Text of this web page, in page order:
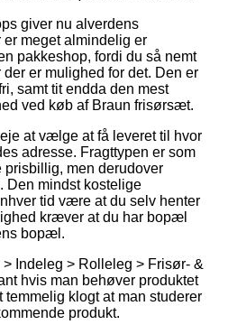
giver nu alverdens
er meget almindelig er
pakkeshop, fordi du så nemt
er mulighed for det. Den er
samt tit endda den mest
ved køb af Braun frisørsæt.
at vælge at få leveret til hvor
adresse. Fragttypen er som
men derudover
Den mindst kostelige
tid være at du selv henter
kræver at du har bopæl
bopæl.
Indeleg > Rolleleg > Frisør- &
hvis man behøver produktet
temmelig klogt at man studerer
produkt.